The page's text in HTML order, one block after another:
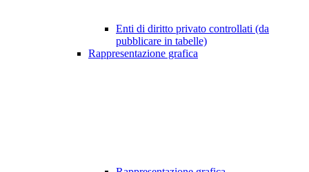
Enti di diritto privato controllati (da
pubblicare in tabelle)
Rappresentazione grafica